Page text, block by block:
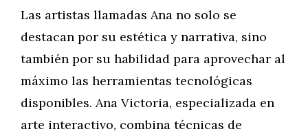
Las artistas llamadas Ana no solo se
destacan por su estética y narrativa, sino
también por su habilidad para aprovechar al
máximo las herramientas tecnológicas
disponibles. Ana Victoria, especializada en
arte interactivo, combina técnicas de